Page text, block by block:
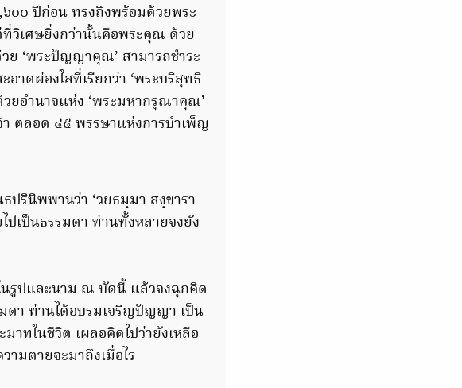
๐๐ ปีก่อน ทรงถึงพร้อมด้วยพระ
วิเศษยิ่งกว่านั้นคือพระคุณ ด้วย
‘พระปัญญาคุณ’ สามารถชำระ
าดผ่องใสที่เรียกว่า ‘พระบริสุทธิ
ยอำนาจแห่ง ‘พระมหากรุณาคุณ’
ตลอด ๔๕ พรรษาแห่งการบำเพ็ญ
รินิพพานว่า ‘วยธมฺมา สงฺขารา
ปเป็นธรรมดา ท่านทั้งหลายจงยัง
รูปและนาม ณ บัดนี้ แล้วจงฉุกคิด
ดา ท่านได้อบรมเจริญปัญญา เป็น
าทในชีวิต เผลอคิดไปว่ายังเหลือ
ามตายจะมาถึงเมื่อไร